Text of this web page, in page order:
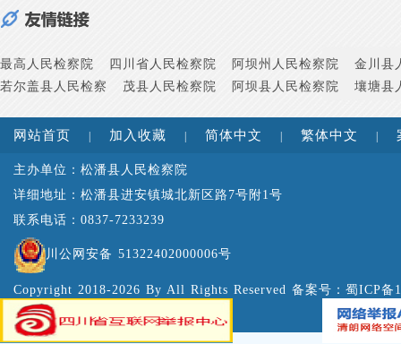
最高人民检察院 四川省人民检察院 阿坝州人民检察院
金川县
若尔盖县人民检察
茂县人民检察院 阿坝县人民检察院 壤塘县
网站首页 加入收藏 简体中文 繁体中文
主办单位：松潘县人民检察院
详细地址：松潘县进安镇城北新区路7号附1号
联系电话：0837-7233239
川公网安备 51322402000006号
Copyright 2018-2026 By All Rights Reserved 备案号： 蜀ICP备